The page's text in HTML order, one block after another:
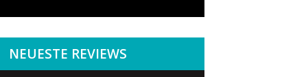
NEUESTE REVIEWS